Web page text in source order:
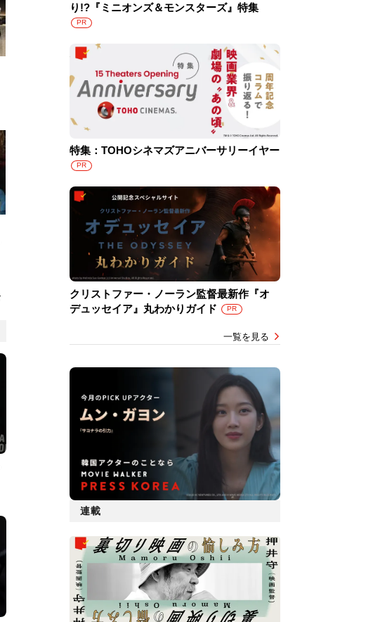
り!?『ミニオンズ＆モンスターズ』特集
PR
特集：TOHOシネマズアニバーサリーイヤー
PR
クリストファー・ノーラン監督最新作『オ
デュッセイア』丸わかりガイド
PR
一覧を見る
連載